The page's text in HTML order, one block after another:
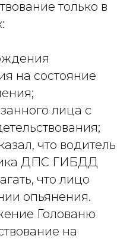
только в
на состояние
лица с
что водитель
ДПС ГИБДД
что лицо
опьянения.
Голованю
на